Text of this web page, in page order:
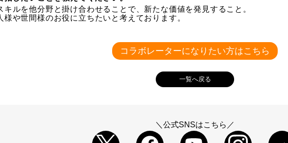
キルを他分野と掛け合わせることで、新たな価値を発見すること。
様や世間様のお役に立ちたいと考えております。
コラボレーターになりたい方はこちら
一覧へ戻る
＼公式SNSはこちら／